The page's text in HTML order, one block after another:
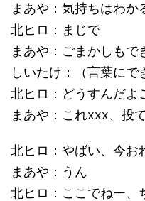
まあや：気持ちはわか
北ヒロ：まじで
まあや：ごまかしもで
しいたけ：（言葉にで
北ヒロ：どうすんだよ
まあや：これxxx、投
北ヒロ：やばい、今お
まあや：うん
北ヒロ：ここでねー、